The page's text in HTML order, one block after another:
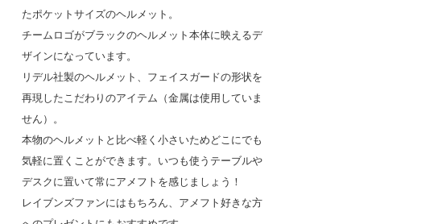
たポケットサイズのヘルメット。
チームロゴがブラックのヘルメット本体に映えるデ
ザインになっています。
リデル社製のヘルメット、フェイスガードの形状を
再現したこだわりのアイテム（金属は使用していま
せん）。
本物のヘルメットと比べ軽く小さいためどこにでも
気軽に置くことができます。いつも使うテーブルや
デスクに置いて常にアメフトを感じましょう！
レイブンズファンにはもちろん、アメフト好きな方